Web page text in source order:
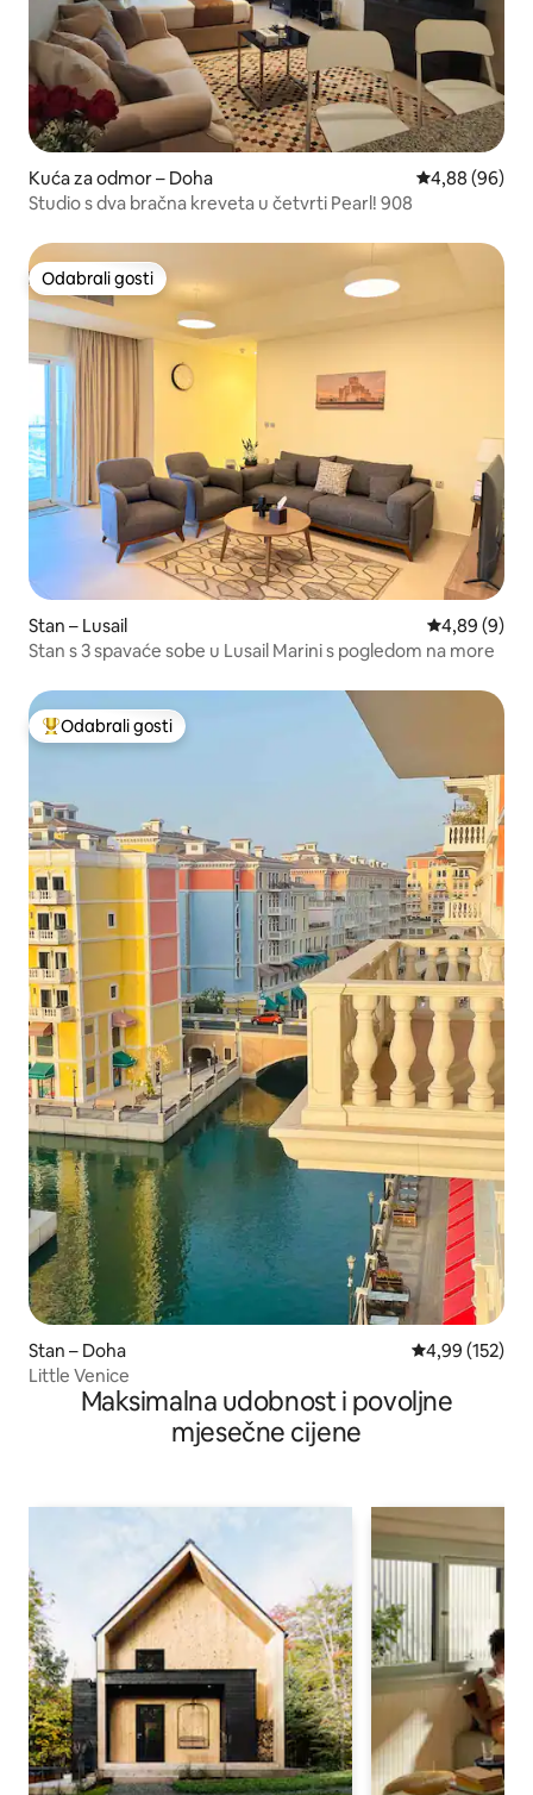
Kuća za odmor – Doha Prosječna
4,88 (96)
Studio s dva bračna kreveta u četvrti Pearl! 908
Odabrali gosti
Odabrali gosti
Stan – Lusail Prosječna
4,89 (9)
Stan s 3 spavaće sobe u Lusail Marini s pogledom na more
Među najviše rangiranima s oznakom „Odabrali gosti”
Odabrali gosti
Stan – Doha Prosječna
4,99 (152)
Little Venice
Maksimalna udobnost i povoljne
mjesečne cijene